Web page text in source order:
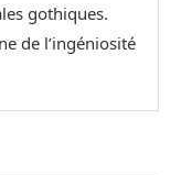
gothiques.
de l’ingéniosité